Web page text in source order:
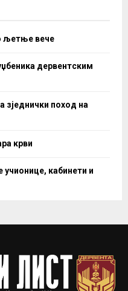
љетње вече
дервентским
зједнички поход на
крви
кабинети и